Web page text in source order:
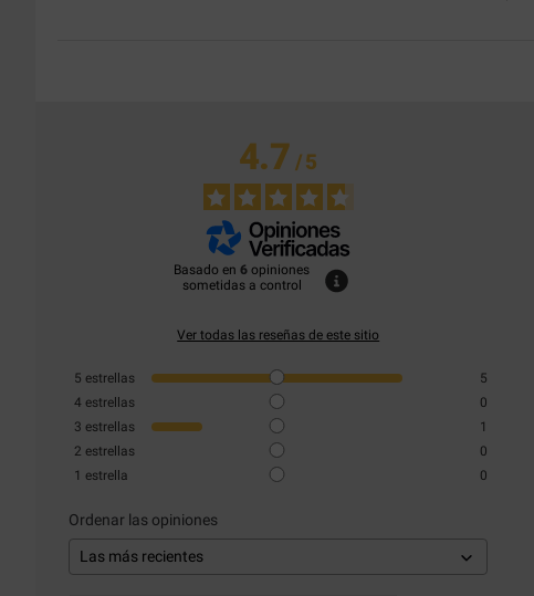
4.7/5
Basado en6 opiniones
sometidas a control
Ver todas las reseñas de este sitio
5 estrellas
5
4 estrellas
0
3 estrellas
1
2 estrellas
0
1 estrella 0
Ordenar las opiniones